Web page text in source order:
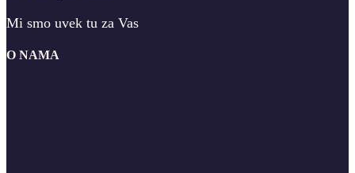
Mi smo uvek tu za Vas
O NAMA